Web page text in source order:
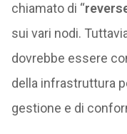
chiamato di “
sui vari nodi.
dovrebbe essere
della infrastruttura
gestione e di